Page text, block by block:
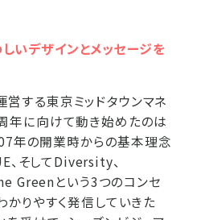
いデザインとメッセージを
営する東京ミッドタウンマネ
年に向けて動き始めたのは
年の開業時からの基本理念
、そしてDiversity、
Greenという3つのコンセ
かりやすく発信していきた